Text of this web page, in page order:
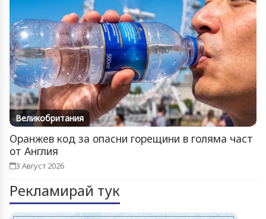
Великобритания
Оранжев код за опасни горещини в голяма част
от Англия
3 Август 2026
Рекламирай тук